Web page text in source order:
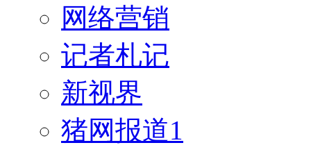
网络营销
记者札记
新视界
猪网报道1